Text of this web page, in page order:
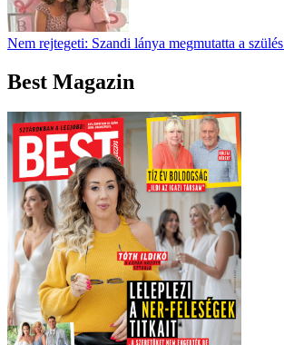
Nem rejtegeti: Szandi lánya megmutatta a
Best Magazin